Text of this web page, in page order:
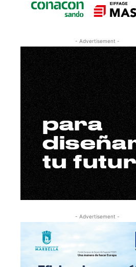
- Advertisement -
- Advertisement -